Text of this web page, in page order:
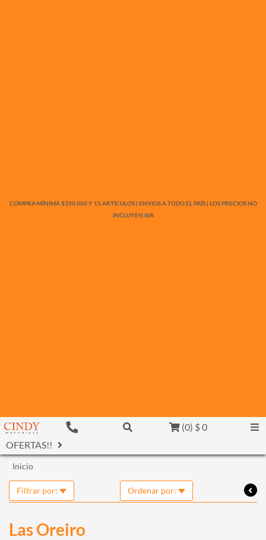
COMPRA MÍNIMA $350.000 Y 15 ARTÍCULOS | ENVIOS A TODO EL PAÍS | LOS PRECIOS NO
INCLUYEN IVA
(0) $ 0
OFERTAS!!
Inicio
Filtrar por: Ordenar por:
Las Oreiro